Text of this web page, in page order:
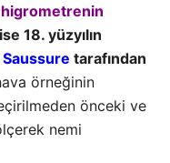
higrometrenin
18. yüzyılın
tarafından
örneğinin
önceki ve
nemi